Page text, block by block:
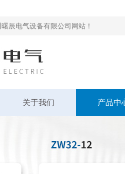
辰电气设备有限公司网站！
关于我们 产品中